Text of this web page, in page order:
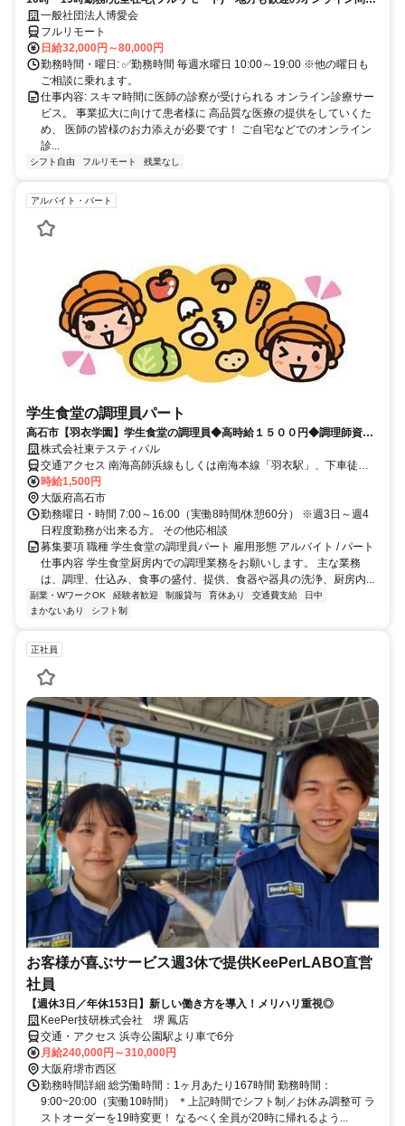
業務一般社団法人博愛会
フルリモート
日給32,000円～80,000円
勤務時間・曜日: ✅勤務時間 毎週水曜日 10:00～19:00 ※他の曜日も
ご相談に乗れます。
仕事内容: スキマ時間に医師の診察が受けられる オンライン診療サー
ビス。 事業拡大に向けて患者様に 高品質な医療の提供をしていくた
め、 医師の皆様のお力添えが必要です！ ご自宅などでのオンライン
診...
シフト自由 フルリモート 残業なし
アルバイト・パート
学生食堂の調理員パート
高石市【羽衣学園】学生食堂の調理員◆高時給１５００円◆調理師資格
必須◆長期休暇あり◆駅チカ◆日祝休み
株式会社東テスティパル
交通アクセス 南海高師浜線もしくは南海本線「羽衣駅」、下車徒歩
６分 ※車バイク通勤不可
時給1,500円
大阪府高石市
勤務曜日・時間 7:00～16:00（実働8時間/休憩60分） ※週3日～週4
日程度勤務が出来る方。 その他応相談
募集要項 職種 学生食堂の調理員パート 雇用形態 アルバイト / パート
仕事内容 学生食堂厨房内での調理業務をお願いします。 主な業務
は、調理、仕込み、食事の盛付、提供、食器や器具の洗浄、厨房内...
副業・WワークOK 経験者歓迎 制服貸与 育休あり 交通費支給
日中
まかないあり
シフト制
正社員
お客様が喜ぶサービス週3休で提供KeePerLABO直営
社員
【週休3日／年休153日】新しい働き方を導入！メリハリ重視◎
KeePer技研株式会社 堺 鳳店
交通・アクセス 浜寺公園駅より車で6分
月給240,000円～310,000円
大阪府堺市西区
勤務時間詳細 総労働時間：1ヶ月あたり167時間 勤務時間：
9:00~20:00（実働10時間） ＊上記時間でシフト制／お休み調整可 ラ
ストオーダーを19時変更！ なるべく全員が20時に帰れるよう...